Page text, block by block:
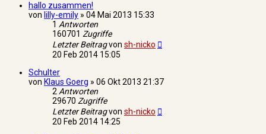
hallo zusammen!
von lilly-emily » 04 Mai 2013 15:33
1 Antworten
160701 Zugriffe
Letzter Beitragvon sh-nicko
20 Feb 2014 15:05
Schulter
von Klaus Goerg » 06 Okt 2013 21:37
2Antworten
29670 Zugriffe
Letzter Beitragvon sh-nicko
20 Feb 2014 14:25